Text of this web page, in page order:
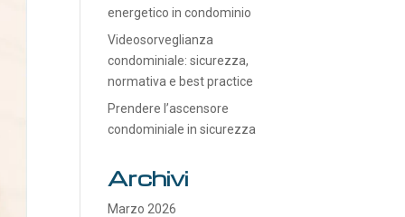
energetico in condominio
Videosorveglianza
condominiale: sicurezza,
normativa e best practice
Prendere l’ascensore
condominiale in sicurezza
Archivi
Marzo 2026